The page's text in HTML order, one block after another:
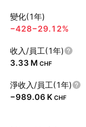
變化(1年)
−428−29.12%
收入/員工(1年)
‪3.33 M‬ CHF
淨收入/員工(1年)
‪−989.06 K‬ CHF